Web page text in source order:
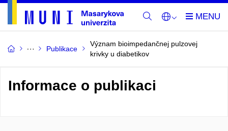
Publikace
Význam bioimpedančnej pulzovej
krivky u diabetikov
Informace o publikaci